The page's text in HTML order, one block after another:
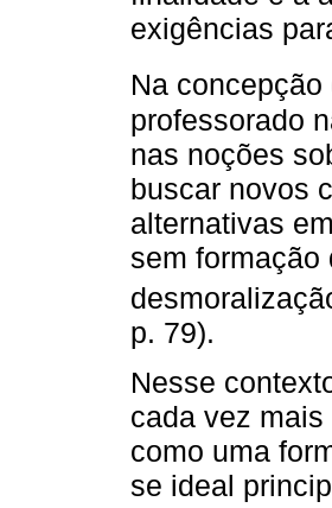
exigências
Na concepção
professorado
nas noções
buscar novos
alternativas
sem formação
p. 79).
Nesse
cada vez
como uma
se ideal